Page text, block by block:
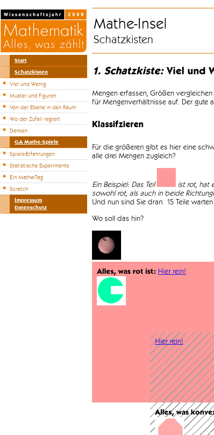
Start
Schatzkisten
Viel und Wenig
Muster und Figuren
Von der Ebene in den Raum
Wo der Zufall regiert
Denken
GA Mathe-Spiele
Spiele-Erfahrungen
Statistische Experimente
Ein Mathe-Tag
Scratch
Impressum
Datenschutz
Mathe-Insel
Schatzkisten
1. Schatzkiste:Viel und
Mengen erfassen, Größen
für Mengenverhältnisse auf. Der gute
Klassifzieren
Für die größeren gibt es hier eine
alle drei Mengen zugleich?
Ein Beispiel: Das Teil
ist rot, hat
sowohl rot, als auch in beide
Und nun sind Sie dran. 15 Teile
Wo soll das hin?
Alles, was rot ist: Hier rein!
Hier rein!
Alles, was